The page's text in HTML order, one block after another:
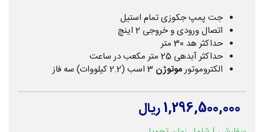
جت پمپ جکوزی تمام استیل
اتصال ورودی و خروجی 2 اینچ
حداکثر هد 30 متر
حداکثر آبدهی 25 متر مکعب در ساعت
الکتروموتورموتوژن
1,296,500,000 ریال